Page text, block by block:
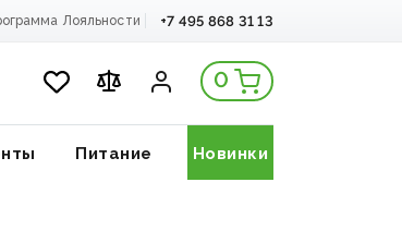
Лояльности +7 495 868 31 13
0
Питание Новинки